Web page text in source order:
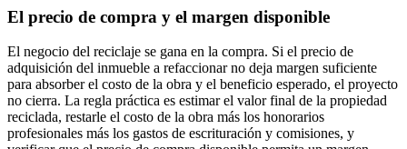
El precio de compra y el margen disponible
El negocio del reciclaje se gana en la compra. Si el precio de
adquisición del inmueble a refaccionar no deja margen suficiente
para absorber el costo de la obra y el beneficio esperado, el proyecto
no cierra. La regla práctica es estimar el valor final de la propiedad
reciclada, restarle el costo de la obra más los honorarios
profesionales más los gastos de escrituración y comisiones, y